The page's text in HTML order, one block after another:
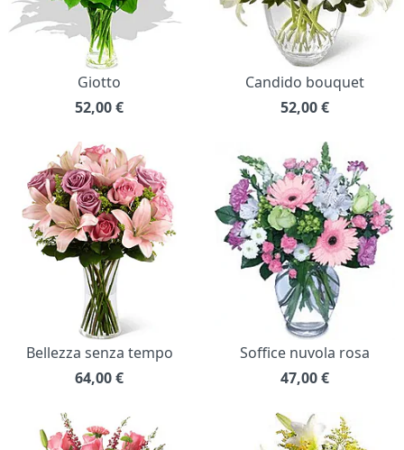
Giotto
52,00€
Candido bouquet
52,00€
Bellezza senza tempo
64,00€
Soffice nuvola rosa
47,00€